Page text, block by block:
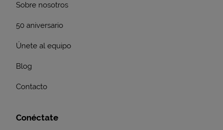
Sobre nosotros
50 aniversario
Únete al equipo
Blog
Contacto
Conéctate